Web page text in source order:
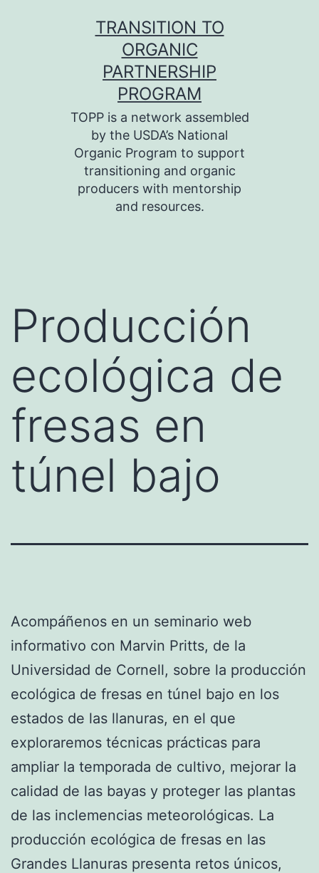
TRANSITION TO
ORGANIC
PARTNERSHIP
PROGRAM
TOPP is a network assembled
by the USDA’s National
Organic Program to support
transitioning and organic
producers with mentorship
and resources.
Producción
ecológica de
fresas en
túnel bajo
Acompáñenos en un seminario web
informativo con Marvin Pritts, de la
Universidad de Cornell, sobre la producción
ecológica de fresas en túnel bajo en los
estados de las llanuras, en el que
exploraremos técnicas prácticas para
ampliar la temporada de cultivo, mejorar la
calidad de las bayas y proteger las plantas
de las inclemencias meteorológicas. La
producción ecológica de fresas en las
Grandes Llanuras presenta retos únicos,